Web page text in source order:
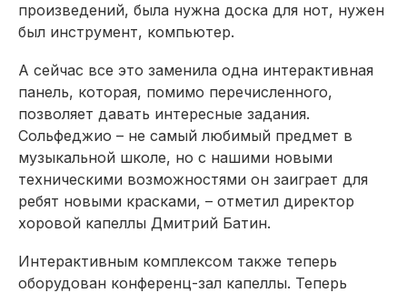
произведений, была нужна доска для нот, нужен
был инструмент, компьютер.
А сейчас все это заменила одна интерактивная
панель, которая, помимо перечисленного,
позволяет давать интересные задания.
Сольфеджио – не самый любимый предмет в
музыкальной школе, но с нашими новыми
техническими возможностями он заиграет для
ребят новыми красками, – отметил директор
хоровой капеллы Дмитрий Батин.
Интерактивным комплексом также теперь
оборудован конференц-зал капеллы. Теперь